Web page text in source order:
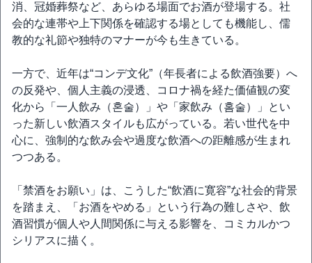
消、冠婚葬祭など、あらゆる場面でお酒が登場する。社
会的な連帯や上下関係を確認する場としても機能し、儒
教的な礼節や独特のマナーが今も生きている。
一方で、近年は“コンデ文化”（年長者による飲酒強要）へ
の反発や、個人主義の浸透、コロナ禍を経た価値観の変
化から「一人飲み（혼술）」や「家飲み（홈술）」とい
った新しい飲酒スタイルも広がっている。若い世代を中
心に、強制的な飲み会や過度な飲酒への距離感が生まれ
つつある。
「禁酒をお願い」は、こうした“飲酒に寛容”な社会的背景
を踏まえ、「お酒をやめる」という行為の難しさや、飲
酒習慣が個人や人間関係に与える影響を、コミカルかつ
シリアスに描く。